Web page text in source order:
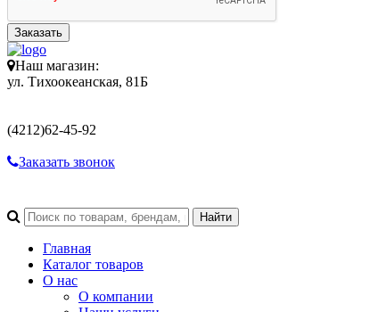
Заказать
Наш магазин:
ул. Тихоокеанская, 81Б
(4212)62-45-92
Заказать звонок
Главная
Каталог товаров
О нас
О компании